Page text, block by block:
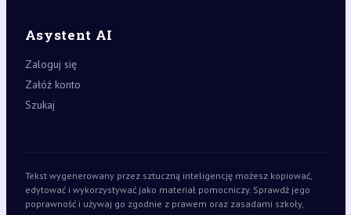
Asystent AI
Zaloguj się
Załóż konto
Szukaj
Tekst wygenerowany przez sztuczną inteligencję możesz kopiować,
edytować i wykorzystywać jako materiał pomocniczy. Sprawdź jego
poprawność i używaj go zgodnie z prawem oraz zasadami szkoły,